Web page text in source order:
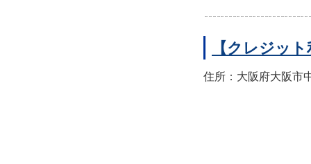
【クレジッ
住所：大阪府大阪市